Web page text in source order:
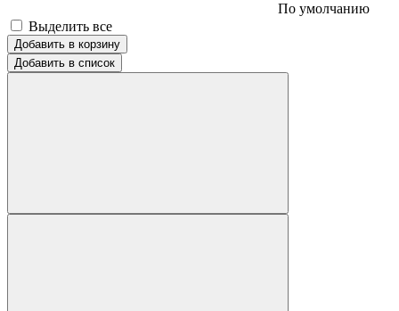
По умолчанию
Выделить все
Добавить в корзину
Добавить в список